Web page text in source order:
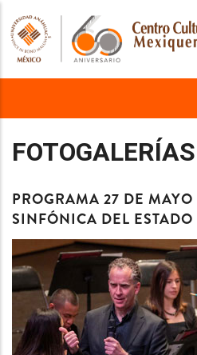
Pasar
contenido
principal
FOTOGALERÍAS
PROGRAMA 27 DE MAYO
SINFÓNICA DEL